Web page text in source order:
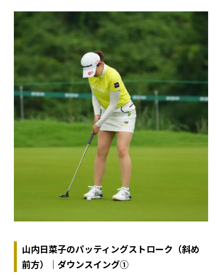
山内日菜子のパッティングストローク（斜め
前方）｜ダウンスイング①